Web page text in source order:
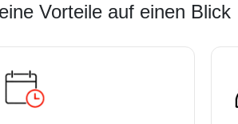
Vorteile auf einen Blick